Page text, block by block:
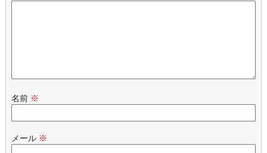
名前 ※
メール ※